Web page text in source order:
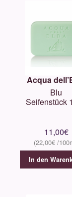
Acqua
Blu
Seifenstück
11,00€
22,00€
In den